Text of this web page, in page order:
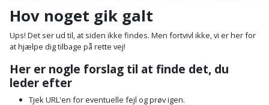
Byggeplader
Cement
Gulvunderlag
Gulvvarme
Laminatgulv
Bærehåndtag
Båndstrammer
og
løftebånd
Arbejdsbord
Arbejdslamper
og
belysning
Buskrydder
Dykpumpe
Fejemaskine
have
og
fritid
Affaldssortering
Maling
Hov noget gik galt
Ups! Det ser ud til, at siden ikke findes. Men fortvivl ikke, vi er her for
at hjælpe dig tilbage på rette vej!
Her er nogle forslag til at finde det, du
leder efter
Tjek URL'en for eventuelle fejl og prøv igen.